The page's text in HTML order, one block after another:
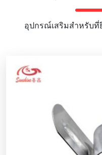
อุปกรณ์เสริมสําหรับที่